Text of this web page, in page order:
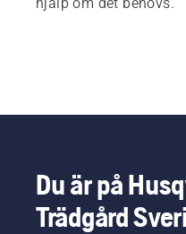
Du är på
Trädgård